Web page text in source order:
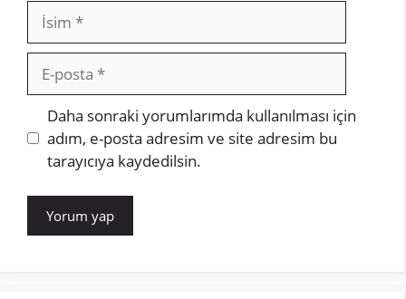
İsim
posta
İnternet
sitesi
Daha sonraki yorumlarımda kullanılması için
adım, e-posta adresim ve site adresim bu
tarayıcıya kaydedilsin.